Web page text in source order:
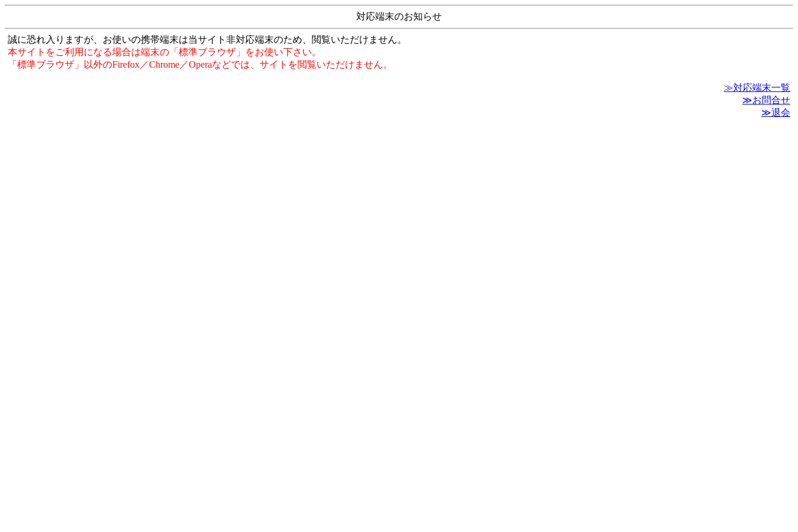
対応端末のお知らせ
誠に恐れ入りますが、お使いの携帯端末は当サイト非対応端末のため、閲覧いただけません。
本サイトをご利用になる場合は端末の「標準ブラウザ」をお使い下さい。
「標準ブラウザ」以外のFirefox／Chrome／Operaなどでは、サイトを閲覧いただけません。
≫対応端末一覧
≫お問合せ
≫退会